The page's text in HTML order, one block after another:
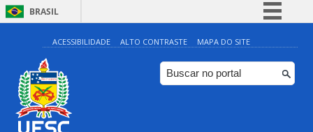
BRASIL
Simplifique!
Comunica BR
Participe
ACESSIBILIDADE ALTO CONTRASTE MAPA DO SITE